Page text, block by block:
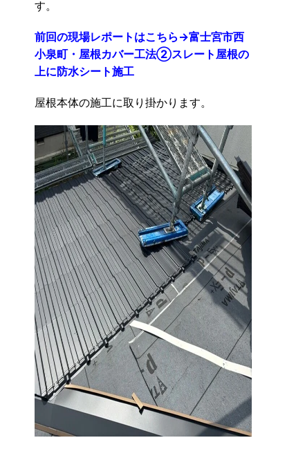
す。
前回の現場レポートはこちら→富士宮市西
小泉町・屋根カバー工法②スレート屋根の
上に防水シート施工
屋根本体の施工に取り掛かります。